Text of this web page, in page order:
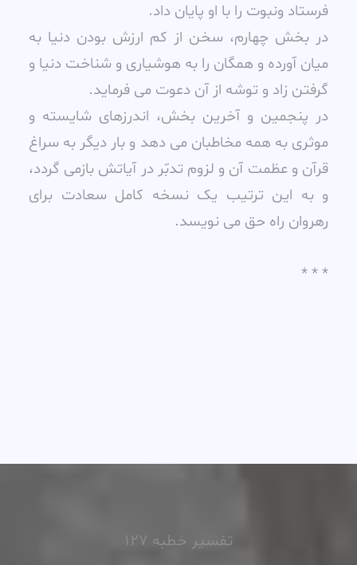
فرستاد ونبوت را با او پايان داد.
در بخش چهارم، سخن از کم ارزش بودن دنيا به
ميان آورده و همگان را به هوشيارى و شناخت دنيا و
گرفتن زاد و توشه از آن دعوت مى فرمايد.
در پنجمين و آخرين بخش، اندرزهاى شايسته و
موثرى به همه مخاطبان مى دهد و بار ديگر به سراغ
قرآن و عظمت آن و لزوم تدبّر در آياتش بازمى گردد،
و به اين ترتيب يک نسخه کامل سعادت براى
رهروان راه حق مى نويسد.
* * *
تفسیر خطبه 127